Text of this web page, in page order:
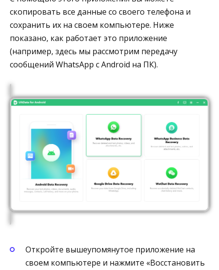
скопировать все данные со своего телефона и
сохранить их на своем компьютере. Ниже
показано, как работает это приложение
(например, здесь мы рассмотрим передачу
сообщений WhatsApp с Android на ПК).
Откройте вышеупомянутое приложение на
своем компьютере и нажмите «Восстановить